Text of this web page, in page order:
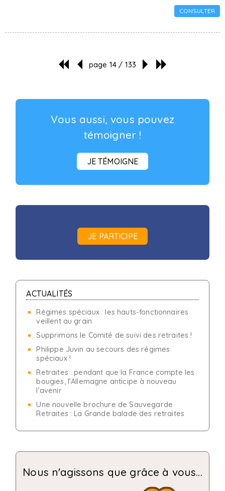
CONSULTER
page 14 / 133
Vous aussi, vous pouvez
témoigner !
JE TÉMOIGNE
JE PARTICIPE
ACTUALITÉS
Régimes spéciaux : les hauts-fonctionnaires
veillent au grain
Supprimons le Comité de suivi des retraites !
Philippe Juvin au secours des régimes
spéciaux !
Retraites : pendant que la France compte les
bougies, l’Allemagne anticipe à nouveau
l’avenir
Une nouvelle brochure de Sauvegarde
Retraites : La Grande balade des retraites
Nous n'agissons que grâce à vous...